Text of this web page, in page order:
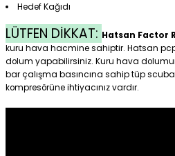
Hedef Kağıdı
LÜTFEN DİKKAT: Hatsan Factor
kuru hava hacmine sahiptir. Hatsan
dolum yapabilirsiniz. Kuru hava
bar çalışma basıncına sahip tüp
kompresörüne ihtiyacınız vardır.